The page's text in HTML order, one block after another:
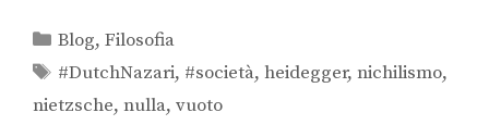
Blog,Filosofia
#DutchNazari, #società,heidegger,nichilismo,
nietzsche, nulla, vuoto